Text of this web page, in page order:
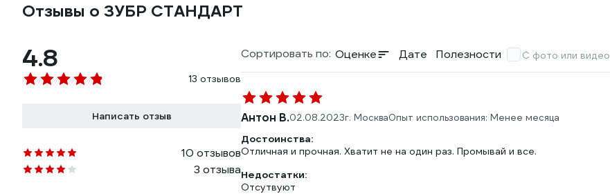
Отзывы о ЗУБР СТАНДАРТ
4.8
13 отзывов
Написать отзыв
10 отзывов
3 отзыва
Сортировать по: Оценке Дате Полезности С фото или видео
Антон В.02.08.2023г. МоскваОпыт использования: Менее месяца
Достоинства:
Отличная и прочная. Хватит не на один раз. Промывай и все.
Недостатки:
Отсутвуют